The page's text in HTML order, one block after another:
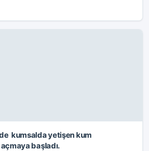
kumsalda yetişen kum
başladı.